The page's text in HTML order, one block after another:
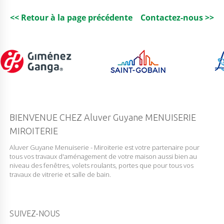
C
<< Retour à la page précédente Contactez-nous >>
BIENVENUE CHEZ Aluver Guyane MENUISERIE
MIROITERIE
Aluver Guyane Menuiserie - Miroiterie est votre partenaire pour
tous vos travaux d'aménagement de votre maison aussi bien au
niveau des fenêtres, volets roulants, portes que pour tous vos
travaux de vitrerie et salle de bain.
SUIVEZ-NOUS